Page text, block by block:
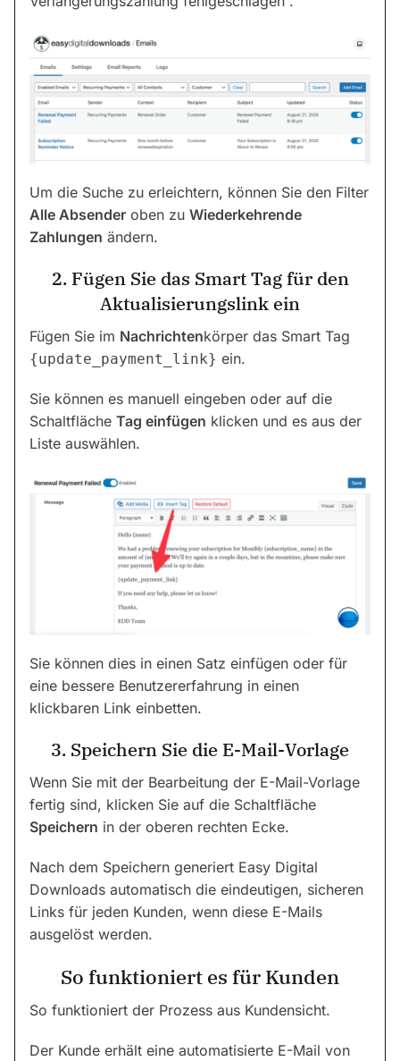
Um die Suche zu erleichtern, können Sie den Filter
Alle Absender oben zu Wiederkehrende
Zahlungen ändern.
2. Fügen Sie das Smart Tag für den
Aktualisierungslink ein
Fügen Sie im Nachrichtenkörper das Smart Tag
{update_payment_link} ein.
Sie können es manuell eingeben oder auf die
Schaltfläche Tag einfügen klicken und es aus der
Liste auswählen.
Sie können dies in einen Satz einfügen oder für
eine bessere Benutzererfahrung in einen
klickbaren Link einbetten.
3. Speichern Sie die E-Mail-Vorlage
Wenn Sie mit der Bearbeitung der E-Mail-Vorlage
fertig sind, klicken Sie auf die Schaltfläche
Speichern in der oberen rechten Ecke.
Nach dem Speichern generiert Easy Digital
Downloads automatisch die eindeutigen, sicheren
Links für jeden Kunden, wenn diese E-Mails
ausgelöst werden.
So funktioniert es für Kunden
So funktioniert der Prozess aus Kundensicht.
Der Kunde erhält eine automatisierte E-Mail von